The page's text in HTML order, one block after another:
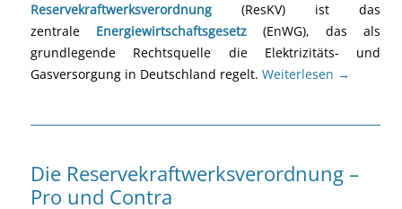
Reservekraftwerksverordnung (ResKV) ist das
zentrale Energiewirtschaftsgesetz (EnWG), das als
grundlegende Rechtsquelle die Elektrizitäts- und
Gasversorgung in Deutschland regelt. Weiterlesen →
Die Reservekraftwerksverordnung –
Pro und Contra